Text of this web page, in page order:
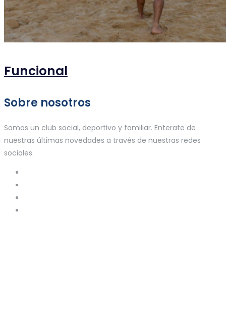
Funcional
Sobre nosotros
Somos un club social, deportivo y familiar. Enterate de
nuestras últimas novedades a través de nuestras redes
sociales.